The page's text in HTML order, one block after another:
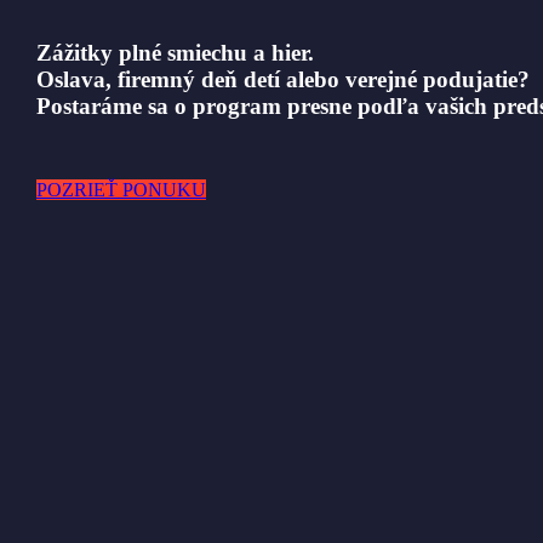
Zážitky plné smiechu a hier.
Oslava, firemný deň detí alebo verejné podujatie?
Postaráme sa o program presne podľa vašich
POZRIEŤ PONUKU